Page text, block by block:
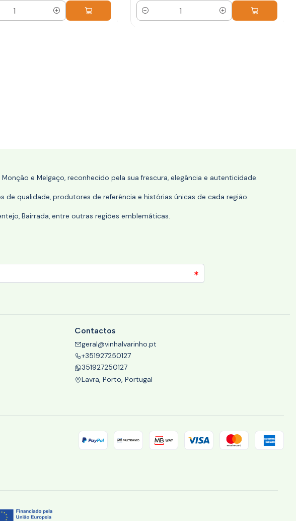
Quantidade
e Melgaço, reconhecido pela sua frescura, elegância e autenticidade.
qualidade, produtores de referência e histórias únicas de cada região.
Bairrada, entre outras regiões emblemáticas.
Contactos
geral@vinhalvarinho.pt
+351927250127
351927250127
Lavra, Porto, Portugal